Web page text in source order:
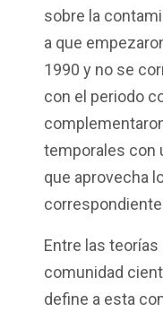
sobre la
a que
1990 y no se
con el periodo
temporales con
que aprovecha
Entre las
comunidad
define a esta